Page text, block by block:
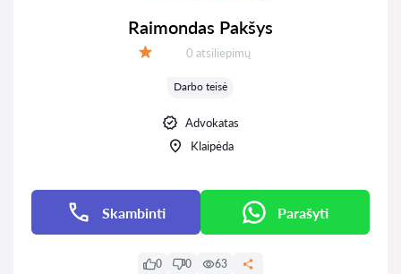
Raimondas Pakšys
Atsiliepimų:
0 atsiliepimų
Darbo teisė
Advokatas
Klaipėda
Skambinti Parašyti
0 0 63